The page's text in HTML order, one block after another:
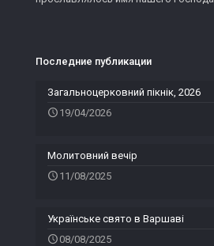
Последние публикации
Загальноцерковний пікнік, 2026
19/04/2026
Молитовний вечір
11/08/2025
Українське свято в Варшаві
08/08/2025